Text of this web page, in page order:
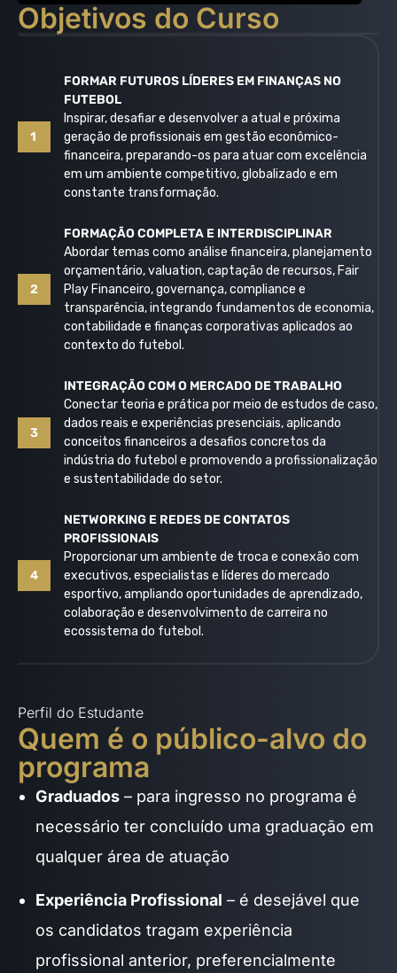
Objetivos do Curso
1
FORMAR FUTUROS LÍDERES EM FINANÇAS NO
FUTEBOL
Inspirar, desafiar e desenvolver a atual e próxima
geração de profissionais em gestão econômico-
financeira, preparando-os para atuar com excelência
em um ambiente competitivo, globalizado e em
constante transformação.
2
FORMAÇÃO COMPLETA E INTERDISCIPLINAR
Abordar temas como análise financeira, planejamento
orçamentário, valuation, captação de recursos, Fair
Play Financeiro, governança, compliance e
transparência, integrando fundamentos de economia,
contabilidade e finanças corporativas aplicados ao
contexto do futebol.
3
INTEGRAÇÃO COM O MERCADO DE TRABALHO
Conectar teoria e prática por meio de estudos de caso,
dados reais e experiências presenciais, aplicando
conceitos financeiros a desafios concretos da
indústria do futebol e promovendo a profissionalização
e sustentabilidade do setor.
4
NETWORKING E REDES DE CONTATOS
PROFISSIONAIS
Proporcionar um ambiente de troca e conexão com
executivos, especialistas e líderes do mercado
esportivo, ampliando oportunidades de aprendizado,
colaboração e desenvolvimento de carreira no
ecossistema do futebol.
Perfil do Estudante
Quem é o público-alvo do
programa
Graduados – para ingresso no programa é
necessário ter concluído uma graduação em
qualquer área de atuação
Experiência Profissional – é desejável que
os candidatos tragam experiência
profissional anterior, preferencialmente